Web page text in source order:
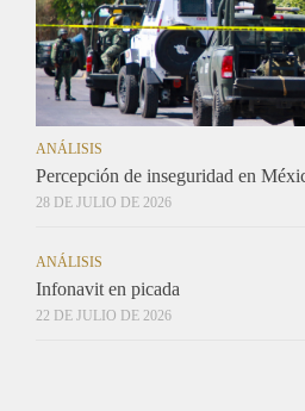
ANÁLISIS
Percepción de inseguridad en
28 DE JULIO DE 2026
ANÁLISIS
Infonavit en picada
22 DE JULIO DE 2026